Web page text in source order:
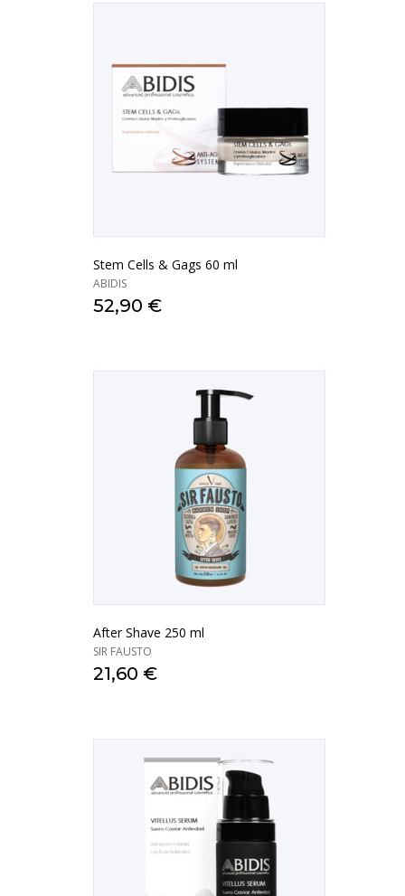
Stem Cells & Gags 60 ml
ABIDIS
52,90 €
After Shave 250 ml
SIR FAUSTO
21,60 €